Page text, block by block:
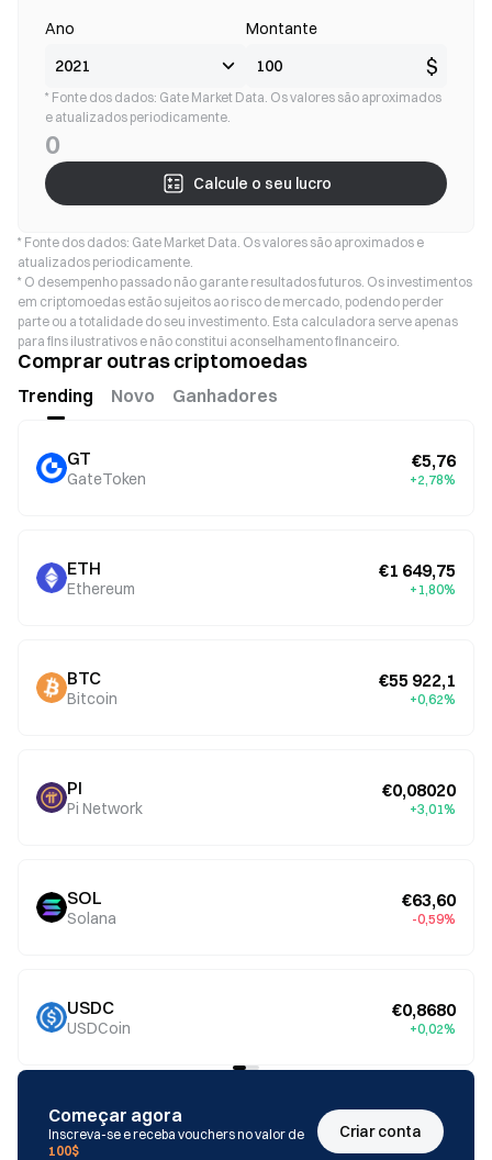
Ano Montante
$
* Fonte dos dados: Gate Market Data. Os valores são aproximados
e atualizados periodicamente.
0
Calcule o seu lucro
* Fonte dos dados: Gate Market Data. Os valores são aproximados e
atualizados periodicamente.
* O desempenho passado não garante resultados futuros. Os investimentos
em criptomoedas estão sujeitos ao risco de mercado, podendo perder
parte ou a totalidade do seu investimento. Esta calculadora serve apenas
para fins ilustrativos e não constitui aconselhamento financeiro.
Comprar outras criptomoedas
Trending Novo Ganhadores
GT
GateToken
€5,76
+2,78%
ETH
Ethereum
€1 649,75
+1,80%
BTC
Bitcoin
€55 922,1
+0,62%
PI
Pi Network
€0,08020
+3,01%
SOL
Solana
€63,60
-0,59%
USDC
USDCoin
€0,8680
+0,02%
Começar agora
Inscreva-se e receba vouchers no valor de
100$
Criar conta